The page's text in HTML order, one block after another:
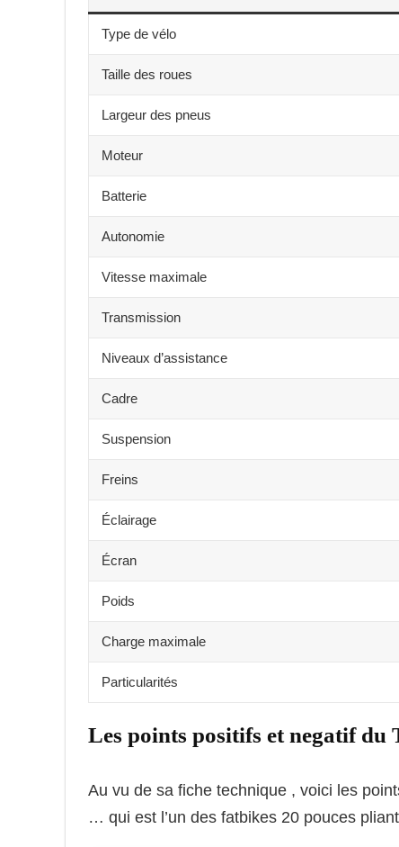
Type de vélo
Taille des roues
Largeur des pneus
Moteur
Batterie
Autonomie
Vitesse maximale
Transmission
Niveaux d’assistance
Cadre
Suspension
Freins
Éclairage
Écran
Poids
Charge maximale
Particularités
Les points positifs et negatif du
Au vu de sa fiche technique , voici les
… qui est l’un des fatbikes 20 pouces